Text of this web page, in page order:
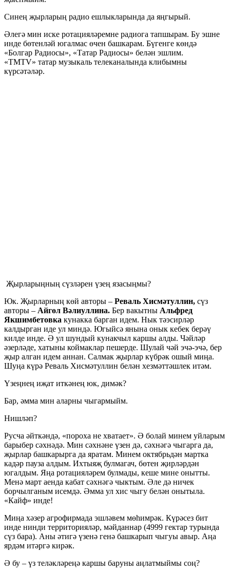
Синең җырларың радио ешлыкларында да яңгырый.
Әлегә мин иске ротацияләремне радиога тапшырам. Бу эшне
инде бөтенләй югалмас өчен башкарам. Бүгенге көндә
«Болгар Радиосы», «Татар Радиосы» белән эшлим.
«TMTV» татар музыкаль телеканалында клибымны
күрсәтәләр.
Җырларыңның сүзләрен үзең язасыңмы?
Юк. Җырларның көй авторы – Реваль Хисмәтуллин, сүз
авторы – Айгөл Вәлиуллина. Бер вакытны Альфред
Якшимбетовка кунакка барган идем. Нык тәэсирләр
калдырган иде ул миндә. Югыйсә янына онык кебек берәү
килде инде. Ә ул шундый кунакчыл каршы алды. Чәйләр
әзерләде, хатыны коймаклар пешерде. Шулай чәй эчә-эчә, бер
җыр алган идем аннан. Салмак җырлар күбрәк ошый миңа.
Шуңа күрә Реваль Хисмәтуллин белән хезмәттәшлек итәм.
Үзеңнең иҗат иткәнең юк, димәк?
Бар, әмма мин аларны чыгармыйм.
Нишләп?
Русча әйткәндә, «пороха не хватает». Ә болай минем уйларым
барыбер сәхнәдә. Мин сәхнәне үзен дә, сәхнәгә чыгарга да,
җырлар башкарырга да яратам. Минем октябрьдән мартка
кадәр пауза алдым. Ихтыяҗ булмагач, бөтен җирләрдән
югалдым. Яңа ротацияләрем булмады, кеше мине онытты.
Менә март аенда кабат сәхнәгә чыктым. Әле дә ничек
борчылганым исемдә. Әмма ул хис чыгу белән онытыла.
«Кайф» инде!
Миңа хәзер агрофирмада эшләвем мөһимрәк. Күрәсез бит
инде нинди территорияләр, мәйданнар (4999 гектар турында
сүз бара). Аны әтигә үзенә генә башкарып чыгуы авыр. Аңа
ярдәм итәргә кирәк.
Ә бу – үз теләкләреңә каршы баруны аңлатмыймы соң?